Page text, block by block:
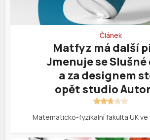
Článek
Matfyz má další
Jmenuje se
a za designem
opět studio
Matematicko-fyzikální fakulta UK